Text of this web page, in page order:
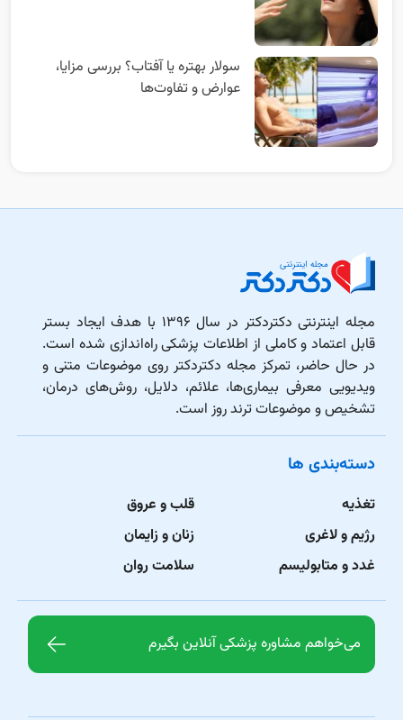
سولار بهتره یا آفتاب؟ بررسی مزایا،
عوارض و تفاوت‌ها
مجله اینترنتی دکتردکتر در سال ۱۳۹۶ با هدف ایجاد بستر
قابل اعتماد و کاملی از اطلاعات پزشکی راه‌اندازی شده است.
در حال حاضر، تمرکز مجله دکتردکتر روی موضوعات متنی و
ویدیویی معرفی بیماری‌ها، علائم، دلایل، روش‌های درمان،
تشخیص و موضوعات ترند روز است.
دسته‌بندی ها
تغذیه
رژیم و لاغری
غدد و متابولیسم
قلب و عروق
زنان و زایمان
سلامت روان
می‌خواهم مشاوره پزشکی آنلاین بگیرم